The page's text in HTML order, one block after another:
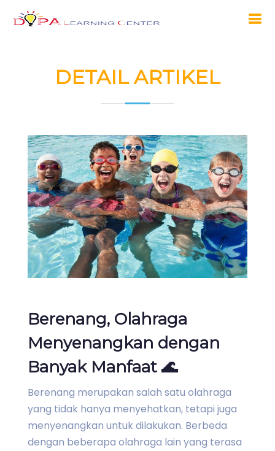
DETAIL ARTIKEL
Berenang, Olahraga
Menyenangkan dengan
Banyak Manfaat 🌊
Berenang merupakan salah satu olahraga
yang tidak hanya menyehatkan, tetapi juga
menyenangkan untuk dilakukan. Berbeda
dengan beberapa olahraga lain yang terasa